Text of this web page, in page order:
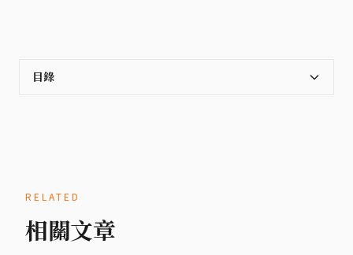
目錄
RELATED
相關文章